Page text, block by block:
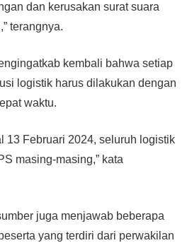
dan kerusakan surat suara
terangnya.
kembali bahwa setiap
logistik harus dilakukan dengan
waktu.
13 Februari 2024, seluruh logistik
masing-masing,” kata
juga menjawab beberapa
yang terdiri dari perwakilan